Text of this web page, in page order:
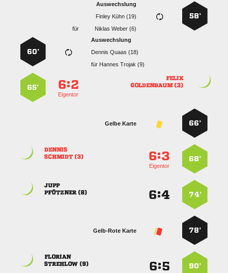
58’
Auswechslung
  
für
  
Auswechslung
  
für   
60’

 
:
Eigentor
65’
66’
Gelbe Karte
68’
:
Eigentor

 
74’
:

 
78’
Gelb-Rote Karte
90’
:

 